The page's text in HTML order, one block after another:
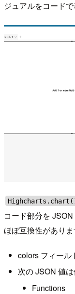
ジュアルをコード
コード部分を
ほぼ互換性があり
colors フィール
次の JSON 値
Functions